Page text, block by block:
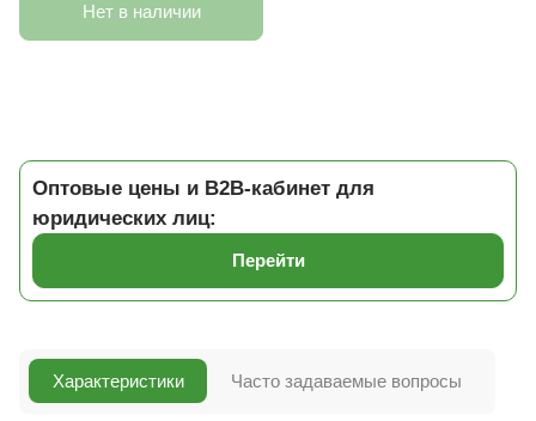
Нет в наличии
Оптовые цены и B2B-кабинет для
юридических лиц:
Перейти
Характеристики Часто задаваемые вопросы